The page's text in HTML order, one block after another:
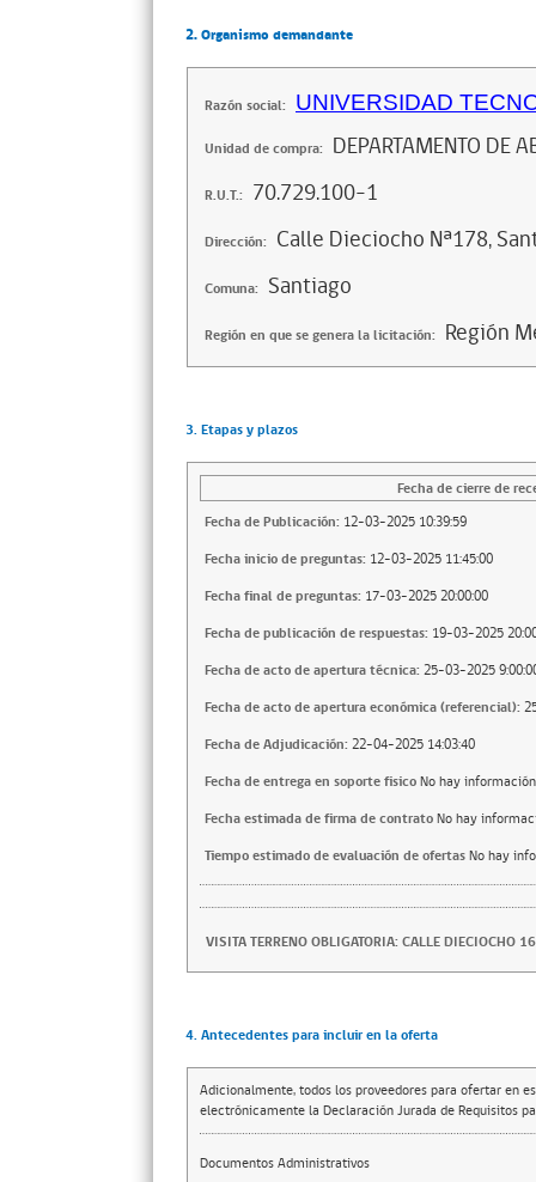
2. Organismo demandante
Razón social: UNIVERSIDAD
Unidad de compra: DEPARTAMENTO DE
R.U.T.: 70.729.100-1
Dirección: Calle Dieciocho Nª178,
Comuna: Santiago
Región en que se genera la licitación: Región
3. Etapas y plazos
Fecha de cierre de
Fecha de Publicación: 12-03-2025 10:39:59
Fecha inicio de preguntas: 12-03-2025 11:45:00
Fecha final de preguntas: 17-03-2025 20:00:00
Fecha de publicación de respuestas: 19-03-2025
Fecha de acto de apertura técnica: 25-03-2025
Fecha de acto de apertura económica (referencial):
Fecha de Adjudicación: 22-04-2025 14:03:40
Fecha de entrega en soporte fisicoNo hay información
Fecha estimada de firma de contratoNo hay
Tiempo estimado de evaluación de ofertasNo hay
VISITA TERRENO OBLIGATORIA: CALLE DIECIOCHO
4. Antecedentes para incluir en la oferta
Adicionalmente, todos los proveedores para ofertar en
electrónicamente la Declaración Jurada de Requisitos
Documentos Administrativos